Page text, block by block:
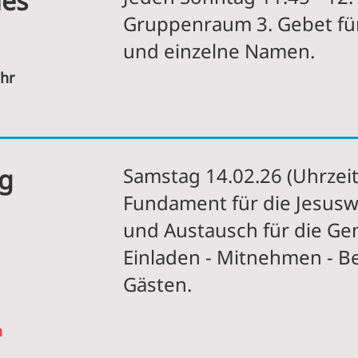
Gruppenraum 3. Gebet
und einzelne Namen.
Samstag 14.02.26
Fundament für die
und Austausch für die
Einladen - Mitnehmen -
Gästen.